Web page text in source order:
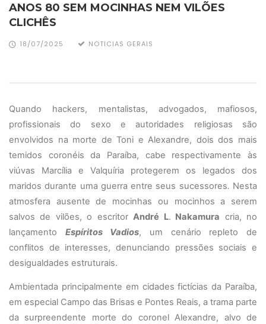
ANOS 80 SEM MOCINHAS NEM VILÕES
CLICHÊS
18/07/2025 NOTICIAS GERAIS
Quando hackers, mentalistas, advogados, mafiosos,
profissionais do sexo e autoridades religiosas são
envolvidos na morte de Toni e Alexandre, dois dos mais
temidos coronéis da Paraíba, cabe respectivamente às
viúvas Marcília e Valquíria protegerem os legados dos
maridos durante uma guerra entre seus sucessores. Nesta
atmosfera ausente de mocinhas ou mocinhos a serem
salvos de vilões, o escritor André L. Nakamura cria, no
lançamento Espíritos Vadios, um cenário repleto de
conflitos de interesses, denunciando pressões sociais e
desigualdades estruturais.
Ambientada principalmente em cidades fictícias da Paraíba,
em especial Campo das Brisas e Pontes Reais, a trama parte
da surpreendente morte do coronel Alexandre, alvo de